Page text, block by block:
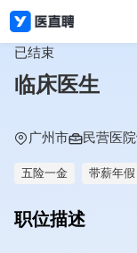
已结束
临床医生
广州市 民营医院
五险一金 带薪年假
职位描述